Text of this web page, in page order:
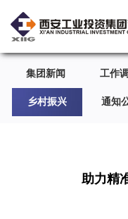
集团新闻 工作
乡村振兴 通知
助力精